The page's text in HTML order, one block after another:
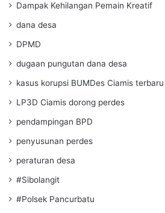
Dampak Kehilangan Pemain Kreatif
dana desa
DPMD
dugaan pungutan dana desa
kasus korupsi BUMDes Ciamis terbaru
LP3D Ciamis dorong perdes
pendampingan BPD
penyusunan perdes
peraturan desa
#Sibolangit
#Polsek Pancurbatu